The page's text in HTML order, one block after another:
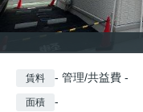
賃料 - 管理/共益費 -
面積 -